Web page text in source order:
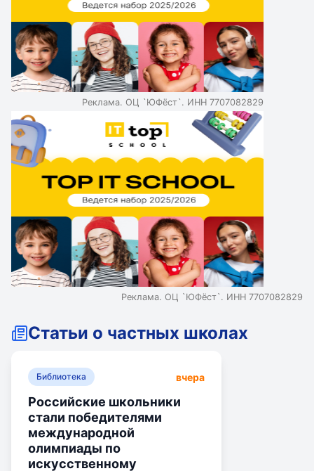
Реклама. ОЦ `ЮФёст`. ИНН 7707082829
Реклама. ОЦ `ЮФёст`. ИНН 7707082829
Статьи о частных школах
Библиотека вчера
Российские школьники
стали победителями
международной
олимпиады по
искусственному